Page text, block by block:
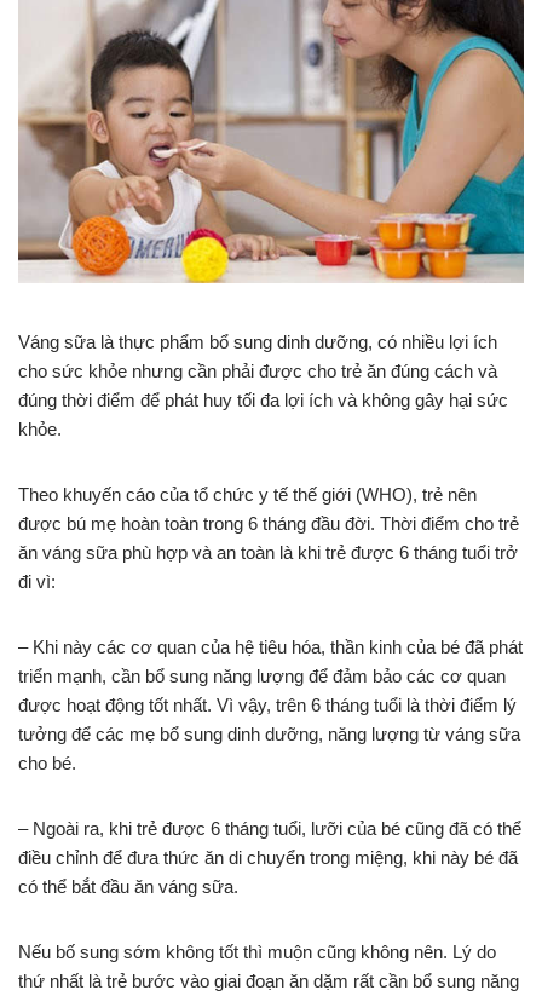
Váng sữa là thực phẩm bổ sung dinh dưỡng, có nhiều lợi ích
cho sức khỏe nhưng cần phải được cho trẻ ăn đúng cách và
đúng thời điểm để phát huy tối đa lợi ích và không gây hại sức
khỏe.
Theo khuyến cáo của tổ chức y tế thế giới (WHO), trẻ nên
được bú mẹ hoàn toàn trong 6 tháng đầu đời. Thời điểm cho trẻ
ăn váng sữa phù hợp và an toàn là khi trẻ được 6 tháng tuổi trở
đi vì:
– Khi này các cơ quan của hệ tiêu hóa, thần kinh của bé đã phát
triển mạnh, cần bổ sung năng lượng để đảm bảo các cơ quan
được hoạt động tốt nhất. Vì vậy, trên 6 tháng tuổi là thời điểm lý
tưởng để các mẹ bổ sung dinh dưỡng, năng lượng từ váng sữa
cho bé.
– Ngoài ra, khi trẻ được 6 tháng tuổi, lưỡi của bé cũng đã có thể
điều chỉnh để đưa thức ăn di chuyển trong miệng, khi này bé đã
có thể bắt đầu ăn váng sữa.
Nếu bố sung sớm không tốt thì muộn cũng không nên. Lý do
thứ nhất là trẻ bước vào giai đoạn ăn dặm rất cần bổ sung năng